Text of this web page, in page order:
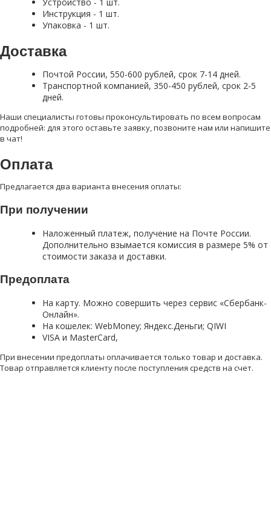
Инструкция - 1 шт.
Упаковка - 1 шт.
Доставка
Почтой России, 550-600 рублей, срок 7-14 дней.
Транспортной компанией, 350-450 рублей, срок 2-5
дней.
Наши специалисты готовы проконсультировать по всем вопросам
подробней: для этого оставьте заявку, позвоните нам или напишите
в чат!
Оплата
Предлагается два варианта внесения оплаты:
При получении
Наложенный платеж, получение на Почте России.
Дополнительно взымается комиссия в размере 5% от
стоимости заказа и доставки.
Предоплата
На карту. Можно совершить через сервис «Сбербанк-
Онлайн».
На кошелек: WebMoney; Яндекс.Деньги; QIWI
VISA и MasterCard,
При внесении предоплаты оплачивается только товар и доставка.
Товар отправляется клиенту после поступления средств на счет.